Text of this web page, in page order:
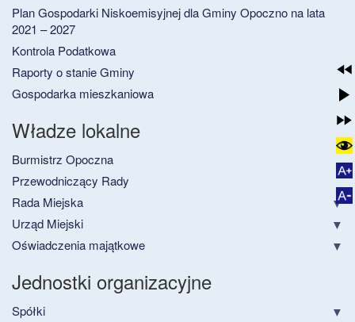
Plan Gospodarki Niskoemisyjnej dla Gminy Opoczno na lata
2021 – 2027
Kontrola Podatkowa
Raporty o stanie Gminy
Gospodarka mieszkaniowa
Władze lokalne
Burmistrz Opoczna
Przewodniczący Rady
Rada Miejska
Urząd Miejski
Oświadczenia majątkowe
Jednostki organizacyjne
Spółki